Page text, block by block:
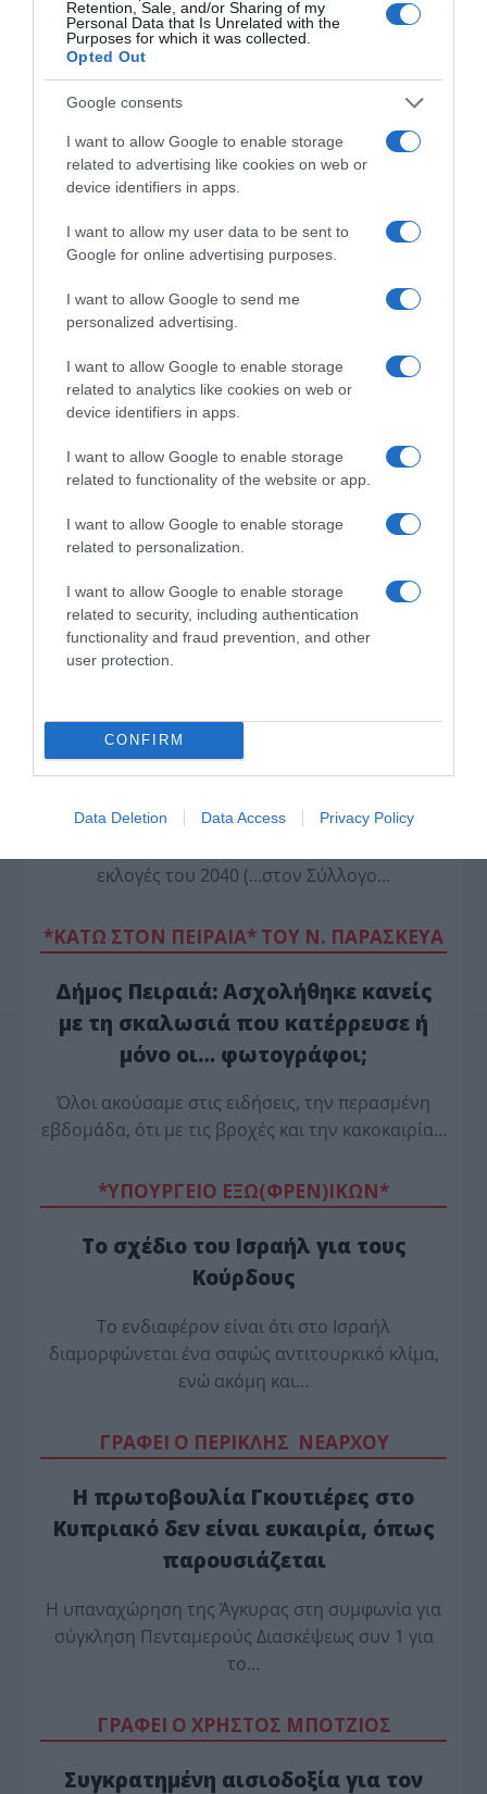
Retention, Sale, and/or Sharing of my
Personal Data that Is Unrelated with the
Purposes for which it was collected.
Opted Out
Google consents
I want to allow Google to enable storage
related to advertising like cookies on web or
device identifiers in apps.
I want to allow my user data to be sent to
Google for online advertising purposes.
I want to allow Google to send me
personalized advertising.
I want to allow Google to enable storage
related to analytics like cookies on web or
device identifiers in apps.
I want to allow Google to enable storage
related to functionality of the website or app.
I want to allow Google to enable storage
related to personalization.
I want to allow Google to enable storage
related to security, including authentication
functionality and fraud prevention, and other
user protection.
CONFIRM
Data Deletion Data Access Privacy Policy
ΔΙΑΒΆΣΤΕ ΣΤΟ «Π»
*ΤΑ ΆΝΘΗ ΤΟΥ ΚΑΚΟΎ*
Ελλάδα του 2030, ο Ανδρουλάκης για
εκείνη του 2035, ώρα είναι να βγει κι
εκλογές του 2040 (…στον Σύλλογο…
*ΚΑΤΩ ΣΤΟΝ ΠΕΙΡΑΙΑ* ΤΟΥ Ν. ΠΑΡΑΣΚΕΥΑ
Δήμος Πειραιά: Ασχολήθηκε κανείς
με τη σκαλωσιά που κατέρρευσε ή
μόνο οι… φωτογράφοι;
Όλοι ακούσαμε στις ειδήσεις, την περασμένη
εβδομάδα, ότι με τις βροχές και την κακοκαιρία…
*ΥΠΟΥΡΓΕΙΟ ΕΞΩ(ΦΡΕΝ)ΙΚΩΝ*
Το σχέδιο του Ισραήλ για τους
Κούρδους
Το ενδιαφέρον είναι ότι στο Ισραήλ
διαμορφώνεται ένα σαφώς αντιτουρκικό κλίμα,
ενώ ακόμη και…
ΓΡΑΦΕΙ Ο ΠΕΡΙΚΛΗΣ ΝΕΑΡΧΟΥ
Η πρωτοβουλία Γκουτιέρες στο
Κυπριακό δεν είναι ευκαιρία, όπως
παρουσιάζεται
Η υπαναχώρηση της Άγκυρας στη συμφωνία για
σύγκληση Πενταμερούς Διασκέψεως συν 1 για
το…
ΓΡΑΦΕΙ Ο ΧΡΗΣΤΟΣ ΜΠΟΤΖΙΟΣ
Συγκρατημένη αισιοδοξία για τον